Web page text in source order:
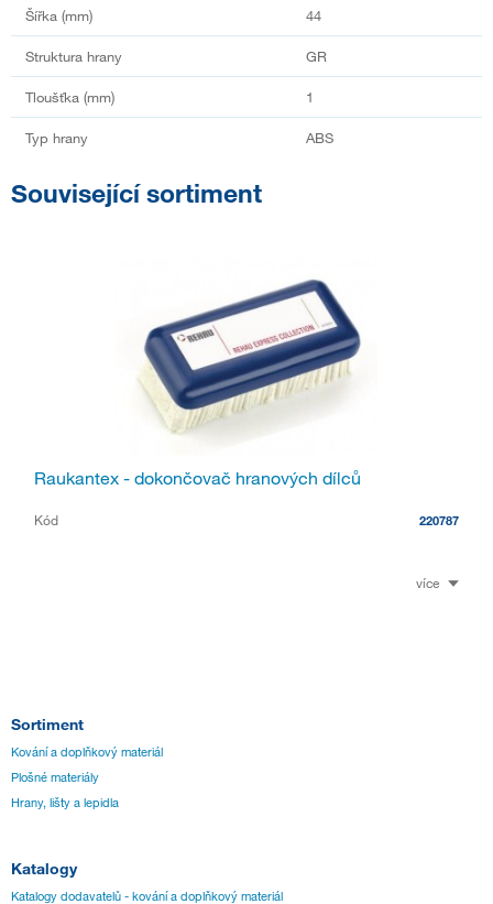
Šířka (mm) 44
Struktura hrany GR
Tloušťka (mm) 1
Typ hrany ABS
Související sortiment
Raukantex - dokončovač hranových dílců
Kód 220787
více
Sortiment
Kování a doplňkový materiál
Plošné materiály
Hrany, lišty a lepidla
Katalogy
Katalogy dodavatelů - kování a doplňkový materiál